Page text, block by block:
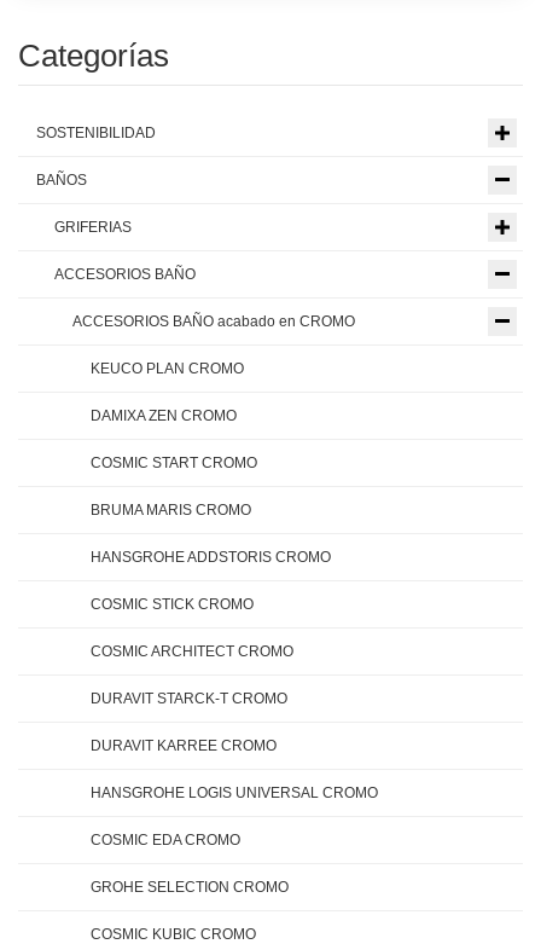
Categorías
SOSTENIBILIDAD
BAÑOS
GRIFERIAS
ACCESORIOS BAÑO
ACCESORIOS BAÑO acabado en CROMO
KEUCO PLAN CROMO
DAMIXA ZEN CROMO
COSMIC START CROMO
BRUMA MARIS CROMO
HANSGROHE ADDSTORIS CROMO
COSMIC STICK CROMO
COSMIC ARCHITECT CROMO
DURAVIT STARCK-T CROMO
DURAVIT KARREE CROMO
HANSGROHE LOGIS UNIVERSAL CROMO
COSMIC EDA CROMO
GROHE SELECTION CROMO
COSMIC KUBIC CROMO